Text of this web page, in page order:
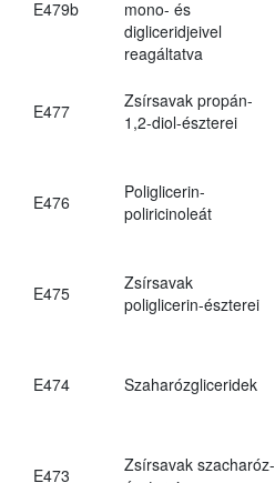
E479b
mono- és
digliceridjeivel
reagáltatva
E477
Zsírsavak propán-
1,2-diol-észterei
E476
Poliglicerin-
poliricinoleát
E475
Zsírsavak
poliglicerin-észterei
E474 Szaharózgliceridek
E473
Zsírsavak szacharóz-